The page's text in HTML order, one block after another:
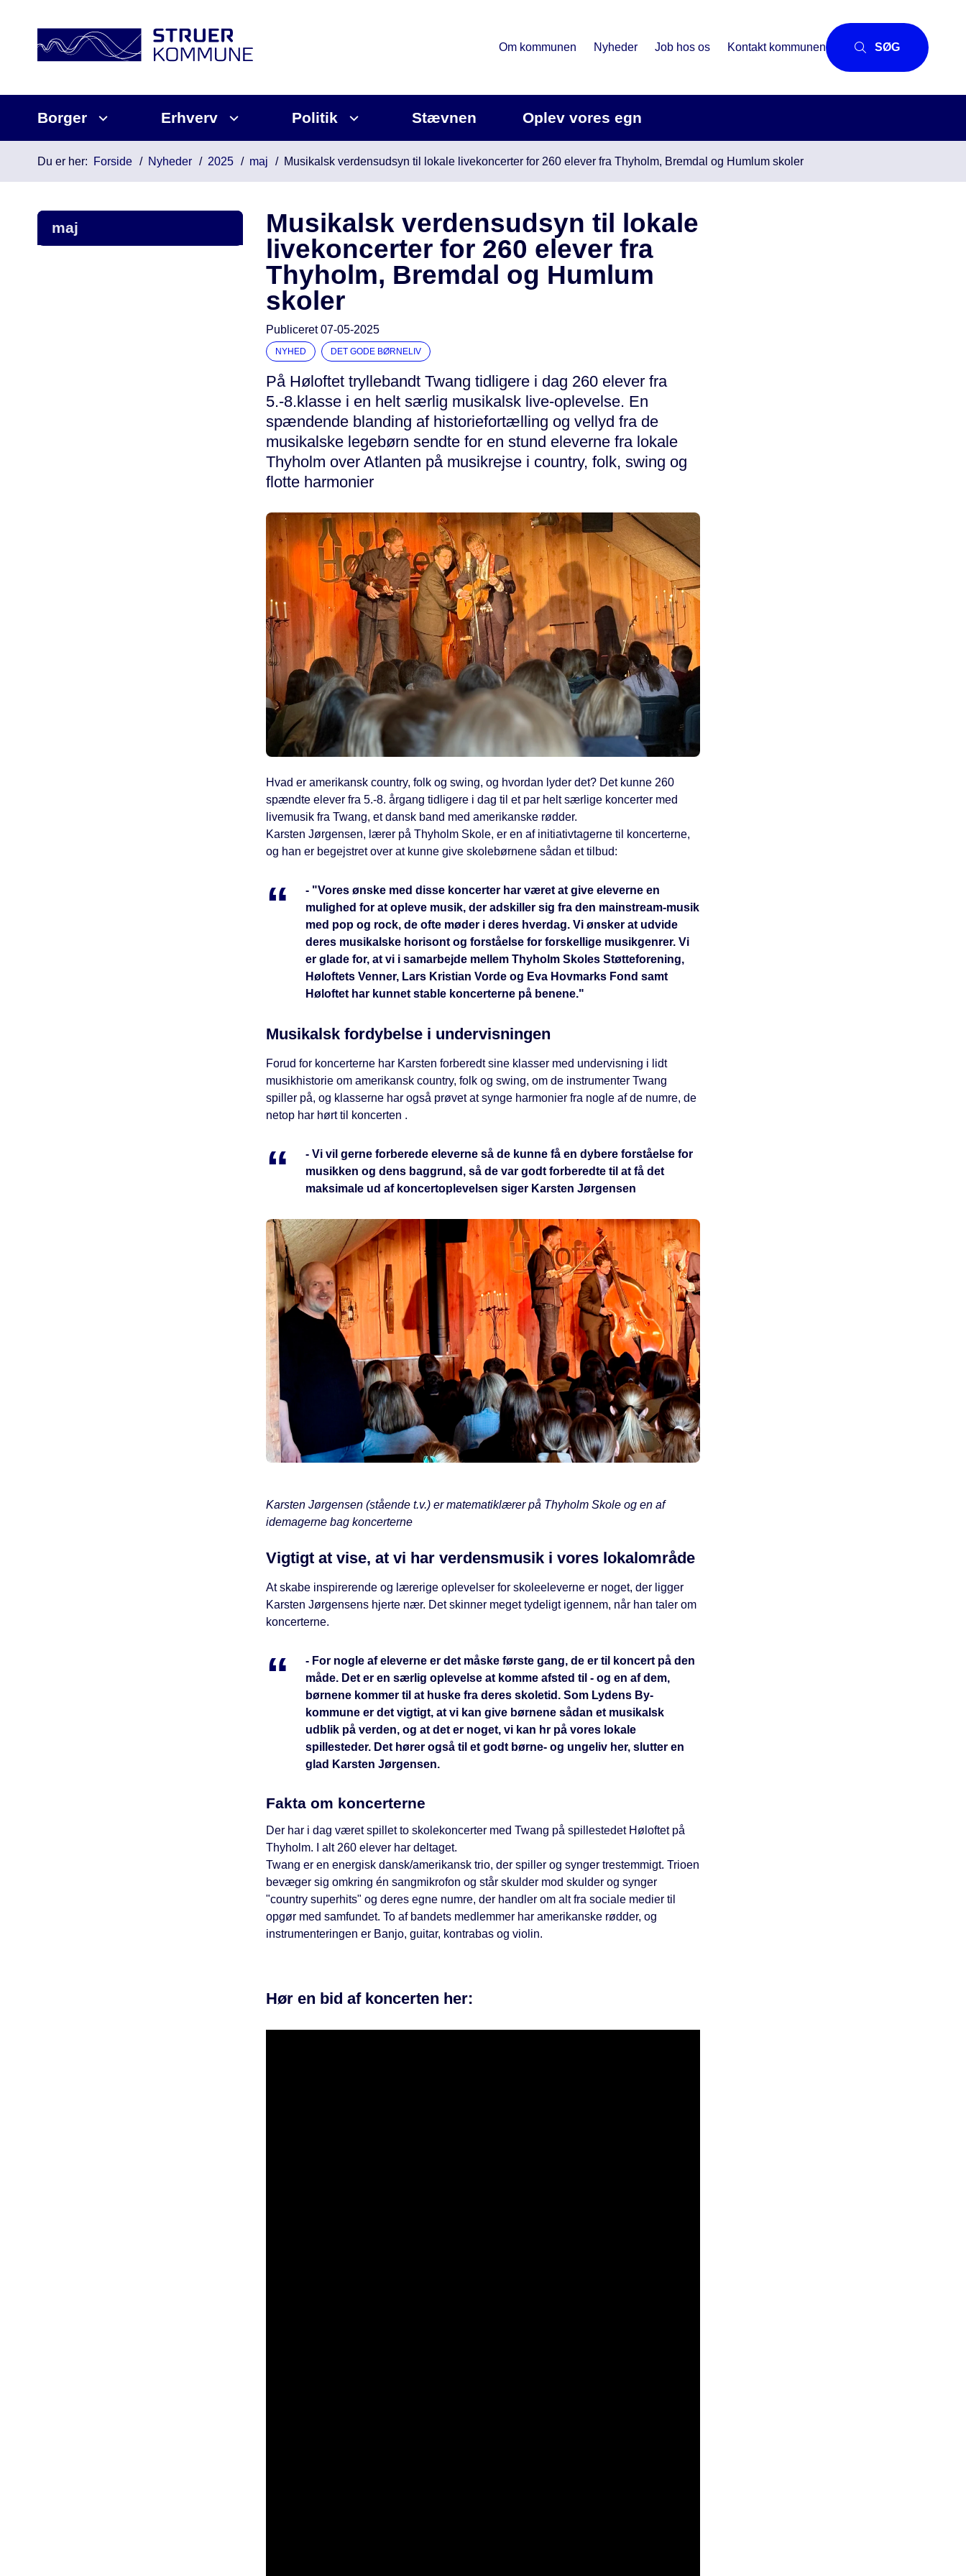
Om kommunen Nyheder Job hos os Kontakt kommunen SØG
Borger Erhverv Politik Stævnen Oplev vores egn
Du er her: Forside Nyheder 2025 maj Musikalsk verdensudsyn til lokale livekoncerter for 260 elever fra Thyholm, Bremdal og Humlum skoler
maj
Musikalsk verdensudsyn til lokale
livekoncerter for 260 elever fra
Thyholm, Bremdal og Humlum
skoler
Publiceret07-05-2025
NYHED DET GODE BØRNELIV
På Høloftet tryllebandt Twang tidligere i dag 260 elever fra
5.-8.klasse i en helt særlig musikalsk live-oplevelse. En
spændende blanding af historiefortælling og vellyd fra de
musikalske legebørn sendte for en stund eleverne fra lokale
Thyholm over Atlanten på musikrejse i country, folk, swing og
flotte harmonier
Hvad er amerikansk country, folk og swing, og hvordan lyder det? Det kunne 260
spændte elever fra 5.-8. årgang tidligere i dag til et par helt særlige koncerter med
livemusik fra Twang, et dansk band med amerikanske rødder.
Karsten Jørgensen, lærer på Thyholm Skole, er en af initiativtagerne til koncerterne,
og han er begejstret over at kunne give skolebørnene sådan et tilbud:
- "Vores ønske med disse koncerter har været at give eleverne en
mulighed for at opleve musik, der adskiller sig fra den mainstream-musik
med pop og rock, de ofte møder i deres hverdag. Vi ønsker at udvide
deres musikalske horisont og forståelse for forskellige musikgenrer. Vi
er glade for, at vi i samarbejde mellem Thyholm Skoles Støtteforening,
Høloftets Venner, Lars Kristian Vorde og Eva Hovmarks Fond samt
Høloftet har kunnet stable koncerterne på benene."
Musikalsk fordybelse i undervisningen
Forud for koncerterne har Karsten forberedt sine klasser med undervisning i lidt
musikhistorie om amerikansk country, folk og swing, om de instrumenter Twang
spiller på, og klasserne har også prøvet at synge harmonier fra nogle af de numre, de
netop har hørt til koncerten .
- Vi vil gerne forberede eleverne så de kunne få en dybere forståelse for
musikken og dens baggrund, så de var godt forberedte til at få det
maksimale ud af koncertoplevelsen siger Karsten Jørgensen
Karsten Jørgensen (stående t.v.) er matematiklærer på Thyholm Skole og en af
idemagerne bag koncerterne
Vigtigt at vise, at vi har verdensmusik i vores lokalområde
At skabe inspirerende og lærerige oplevelser for skoleeleverne er noget, der ligger
Karsten Jørgensens hjerte nær. Det skinner meget tydeligt igennem, når han taler om
koncerterne.
- For nogle af eleverne er det måske første gang, de er til koncert på den
måde. Det er en særlig oplevelse at komme afsted til - og en af dem,
børnene kommer til at huske fra deres skoletid. Som Lydens By-
kommune er det vigtigt, at vi kan give børnene sådan et musikalsk
udblik på verden, og at det er noget, vi kan hr på vores lokale
spillesteder. Det hører også til et godt børne- og ungeliv her, slutter en
glad Karsten Jørgensen.
Fakta om koncerterne
Der har i dag været spillet to skolekoncerter med Twang på spillestedet Høloftet på
Thyholm. I alt 260 elever har deltaget.
Twang er en energisk dansk/amerikansk trio, der spiller og synger trestemmigt. Trioen
bevæger sig omkring én sangmikrofon og står skulder mod skulder og synger
"country superhits" og deres egne numre, der handler om alt fra sociale medier til
opgør med samfundet. To af bandets medlemmer har amerikanske rødder, og
instrumenteringen er Banjo, guitar, kontrabas og violin.
Hør en bid af koncerten her: